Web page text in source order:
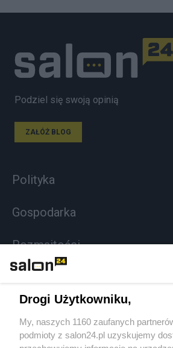
Podziel się swoją opinią
ZAŁÓŻ BLOG
Polityka
Gospodarka
Rozmaitości
Sport
Społeczeństwo
Drogi Użytkowniku,
My, naszych 1160 zaufanych
podmioty z salon24.pl uzyskujemy